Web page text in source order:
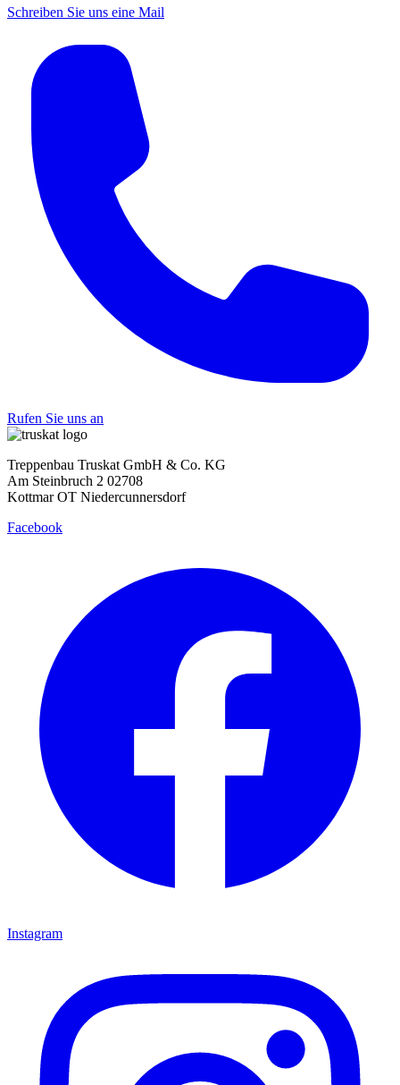
Schreiben Sie uns eine Mail
Rufen Sie uns an
Treppenbau Truskat GmbH & Co. KG
Am Steinbruch 2 02708
Kottmar OT Niedercunnersdorf
Facebook
Instagram